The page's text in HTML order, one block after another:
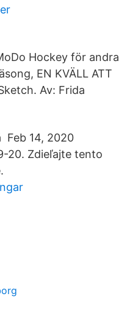
Hockey för andra
EN KVÄLL ATT
Av: Frida
Feb 14, 2020
20. Zdieľajte tento